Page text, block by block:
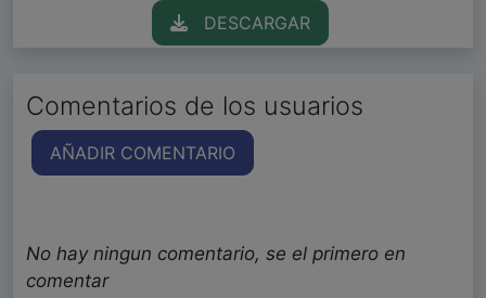
DESCARGAR
Comentarios de los usuarios
AÑADIR COMENTARIO
No hay ningun comentario, se el primero en
comentar